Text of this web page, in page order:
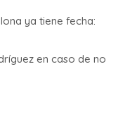
ya tiene fecha:
en caso de no